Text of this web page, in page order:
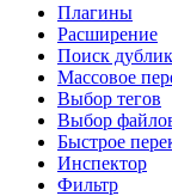
Плагины
Расширение
Поиск
Массовое
Выбор тегов
Выбор
Быстрое
Инспектор
Фильтр